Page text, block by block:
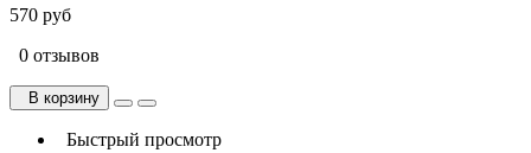
570 руб
0 отзывов
В корзину
Быстрый просмотр